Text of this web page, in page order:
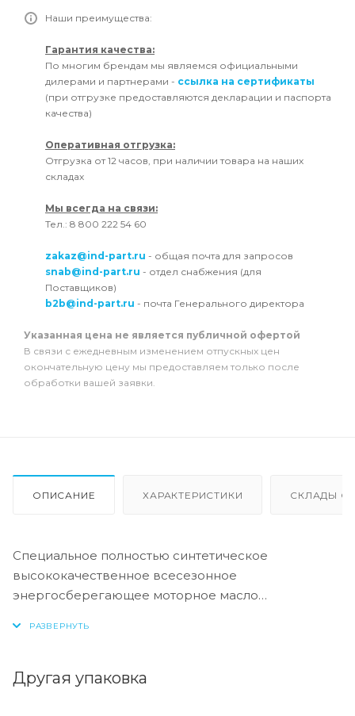
Наши преимущества:
Гарантия качества:
По многим брендам мы являемся официальными
дилерами и партнерами - ссылка на сертификаты
(при отгрузке предоставляются декларации и паспорта
качества)
Оперативная отгрузка:
Отгрузка от 12 часов, при наличии товара на наших
складах
Мы всегда на связи:
Тел.: 8 800 222 54 60
zakaz@ind-part.ru - общая почта для запросов
snab@ind-part.ru - отдел снабжения (для
Поставщиков)
b2b@ind-part.ru - почта Генерального директора
Указанная цена не является публичной офертой
В связи с ежедневным изменением отпускных цен
окончательную цену мы предоставляем только после
обработки вашей заявки.
ОПИСАНИЕ ХАРАКТЕРИСТИКИ СКЛАДЫ
Специальное полностью синтетическое
высококачественное всесезонное
энергосберегающее моторное масло
Другая упаковка